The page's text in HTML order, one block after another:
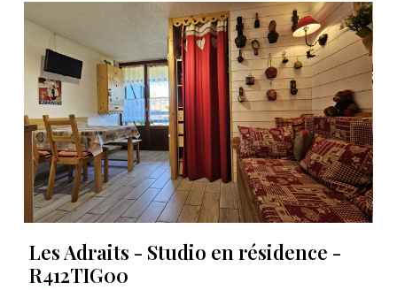
Les Adraits - Studio en résidence -
R412TIG00